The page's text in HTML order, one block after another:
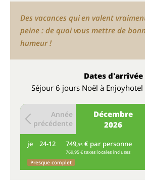
Des vacances qui en valent
peine : de quoi vous mettre de
humeur !
Dates d'arrivée
Séjour 6 jours Noël à
Décembre
2026
Année
précédente
je 24-12 749,95 € par personne
769,95 € taxes locales incluses
Presque complet